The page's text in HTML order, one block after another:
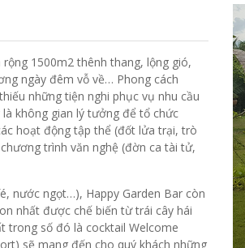
1500m2 thênh thang, lộng gió,
ngày đêm vỗ về… Phong cách
những tiện nghi phục vụ nhu cầu
không gian lý tưởng để tổ chức
hoạt động tập thể (đốt lửa trại, trò
trình văn nghệ (đờn ca tài tử,
nước ngọt…), Happy Garden Bar còn
nhất được chế biến từ trái cây hái
trong số đó là cocktail Welcome
sẽ mang đến cho quý khách những